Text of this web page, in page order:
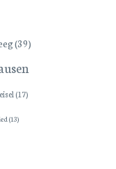
(39)
(17)
(13)